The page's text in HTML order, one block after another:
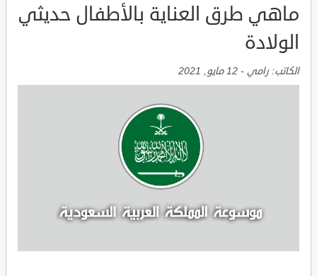
ماهي طرق العناية بالأطفال حديثي
الولادة
الكاتب: رامي - 12 مايو, 2021